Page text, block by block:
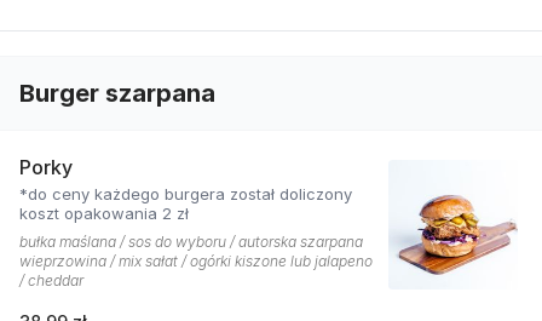
Burger szarpana
Porky
*do ceny każdego burgera został doliczony
koszt opakowania 2 zł
bułka maślana / sos do wyboru / autorska szarpana
wieprzowina / mix sałat / ogórki kiszone lub jalapeno
/ cheddar